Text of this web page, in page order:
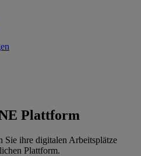
Plattform
Sie ihre digitalen Arbeitsplätze
Plattform.